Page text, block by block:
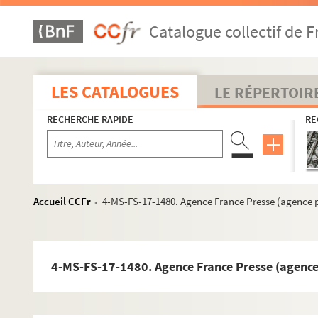
Catalogue collectif de
LES CATALOGUES LE
RECHERCHE RAPIDE
Accueil CCFr > 4-MS-FS-17-1480. Agence France Presse
4-MS-FS-17-1480. Agence France Presse
Guillaume Apollinaire
Œuvres
Biographie
Etudes
Documents en vente
4-MS-FS-17-1363. Amis de Guillaume Apollinaire